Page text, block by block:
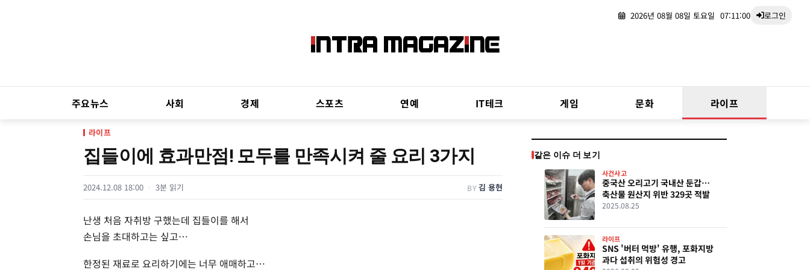
2026년 08월 08일 토요일 07:11:01 로그인
주요뉴스 사회 경제 스포츠 연예 IT테크 게임 문화 라이프
라이프
집들이에 효과만점! 모두를 만족시켜 줄 요리 3가지
2024.12.08 18:00 3분 읽기 BY 김 용현
난생 처음 자취방 구했는데 집들이를 해서
손님을 초대하고는 싶고…
한정된 재료로 요리하기에는 너무 애매하고…
같은 이슈 더 보기
사건사고
중국산 오리고기 국내산 둔갑…
축산물 원산지 위반 329곳 적발
2025.08.25
라이프
SNS '버터 먹방' 유행, 포화지방
과다 섭취의 위험성 경고